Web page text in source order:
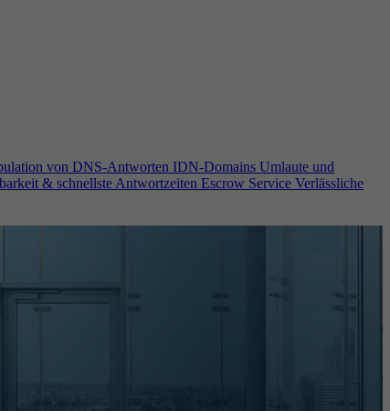
von DNS-Antworten IDN-Domains Umlaute und
& schnellste Antwortzeiten Escrow Service Verlässliche